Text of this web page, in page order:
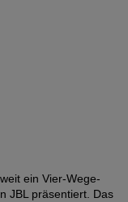
ein Vier-Wege-
JBL präsentiert. Das